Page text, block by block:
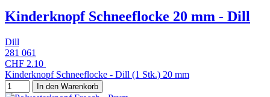
Kinderknopf Schneeflocke 20 mm - Dill
Dill
281 061
CHF 2.10
Kinderknopf Schneeflocke - Dill (1 Stk.) 20 mm
In den Warenkorb